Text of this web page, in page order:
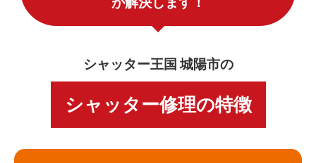
シャッター王国 城陽市の
シャッター修理の特徴